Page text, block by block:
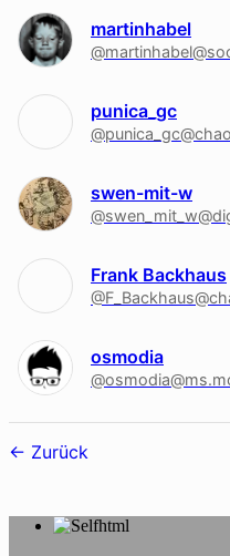
martinhabel
punica_gc
swen-mit-w
Frank Backhaus
osmodia
Follower-
Zurück